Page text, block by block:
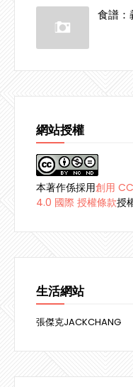
食譜：
網站授權
本著作係採用創用
4.0 國際 授權條款授
生活網站
張傑克JACKCHANG